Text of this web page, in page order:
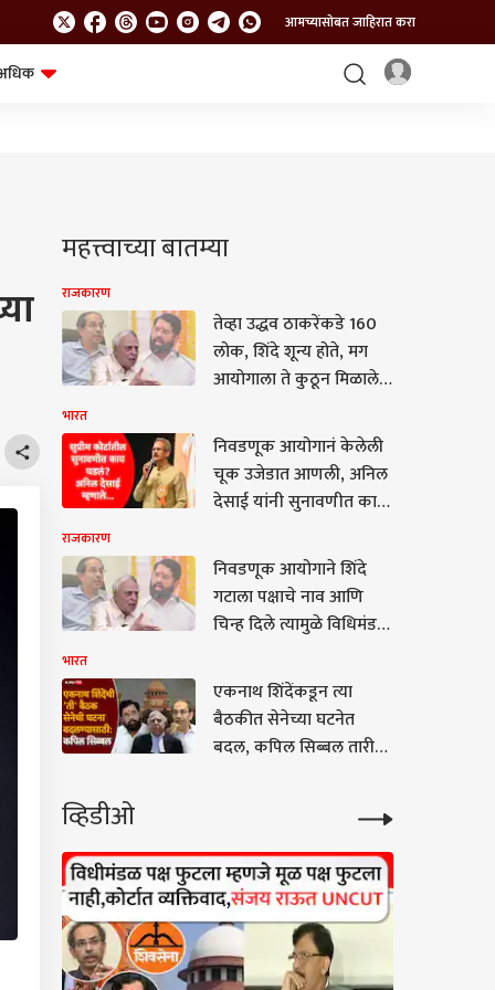
आमच्यासोबत जाहिरात करा
महत्त्वाच्या बातम्या
राजकारण
तेव्हा उद्धव ठाकरेंकडे 160
लोक, शिंदे शून्य होते, मग
आयोगाला ते कुठून मिळाले?
कोणत्या कायद्यानुसार केलं?
कपिल सिब्बलांचे निवडणूको
आयोगाच्या कारभाराची
चिरफाड करणारे 7 तगडे मुद्दे
भारत
निवडणूक आयोगानं केलेली
चूक उजेडात आणली, अनिल
देसाई यांनी सुनावणीत काय
राजकारण
निवडणूक आयोगाने शिंदे
गटाला पक्षाचे नाव आणि
चिन्ह दिले त्यामुळे विधिमंडळ
पक्ष झाला; कपिल सिब्बलांनी
कळीचा मुद्दा मांडला
भारत
एकनाथ शिंदेंकडून त्या
बैठकीत सेनेच्या घटनेत
बदल, कपिल सिब्बल तारीख
व्हिडीओ